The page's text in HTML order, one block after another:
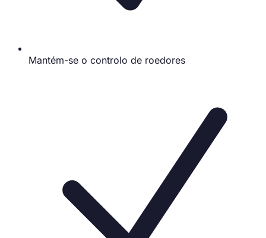
Mantém-se o controlo de roedores